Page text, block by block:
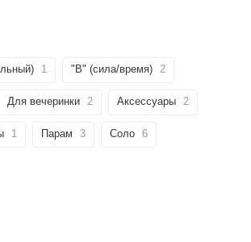
1 "B" (сила/время) 2
Для вечеринки 2 Аксессуары 2
1 Парам 3 Соло 6